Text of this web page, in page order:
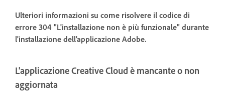
Ulteriori informazioni su come risolvere il codice di
errore 304 "L'installazione non è più funzionale" durante
l'installazione dell'applicazione Adobe.
L'applicazione Creative Cloud è mancante o non
aggiornata